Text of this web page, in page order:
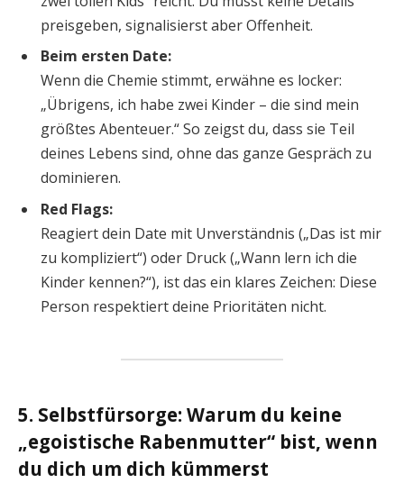
preisgeben, signalisierst aber Offenheit.
Beim ersten Date:
Wenn die Chemie stimmt, erwähne es locker:
„Übrigens, ich habe zwei Kinder – die sind mein
größtes Abenteuer.“ So zeigst du, dass sie Teil
deines Lebens sind, ohne das ganze Gespräch zu
dominieren.
Red Flags:
Reagiert dein Date mit Unverständnis („Das ist mir
zu kompliziert“) oder Druck („Wann lern ich die
Kinder kennen?“), ist das ein klares Zeichen: Diese
Person respektiert deine Prioritäten nicht.
5. Selbstfürsorge: Warum du keine
„egoistische Rabenmutter“ bist, wenn
du dich um dich kümmerst